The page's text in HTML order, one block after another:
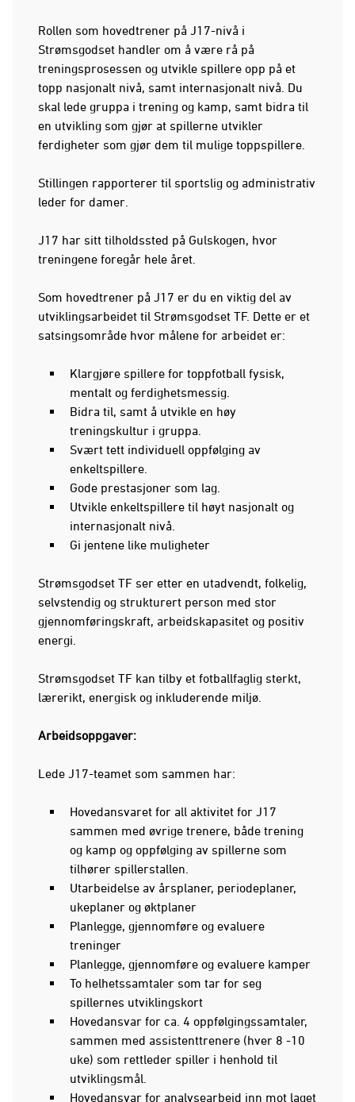
Rollen som hovedtrener på J17-nivå i
Strømsgodset handler om å være rå på
treningsprosessen og utvikle spillere opp på et
topp nasjonalt nivå, samt internasjonalt nivå. Du
skal lede gruppa i trening og kamp, samt bidra til
en utvikling som gjør at spillerne utvikler
ferdigheter som gjør dem til mulige toppspillere.
Stillingen rapporterer til sportslig og administrativ
leder for damer.
J17 har sitt tilholdssted på Gulskogen, hvor
treningene foregår hele året.
Som hovedtrener på J17 er du en viktig del av
utviklingsarbeidet til Strømsgodset TF. Dette er et
satsingsområde hvor målene for arbeidet er:
Klargjøre spillere for toppfotball fysisk,
mentalt og ferdighetsmessig.
Bidra til, samt å utvikle en høy
treningskultur i gruppa.
Svært tett individuell oppfølging av
enkeltspillere.
Gode prestasjoner som lag.
Utvikle enkeltspillere til høyt nasjonalt og
internasjonalt nivå.
Gi jentene like muligheter
Strømsgodset TF ser etter en utadvendt, folkelig,
selvstendig og strukturert person med stor
gjennomføringskraft, arbeidskapasitet og positiv
energi.
Strømsgodset TF kan tilby et fotballfaglig sterkt,
lærerikt, energisk og inkluderende miljø.
Arbeidsoppgaver:
Lede J17-teamet som sammen har:
Hovedansvaret for all aktivitet for J17
sammen med øvrige trenere, både trening
og kamp og oppfølging av spillerne som
tilhører spillerstallen.
Utarbeidelse av årsplaner, periodeplaner,
ukeplaner og øktplaner
Planlegge, gjennomføre og evaluere
treninger
Planlegge, gjennomføre og evaluere kamper
To helhetssamtaler som tar for seg
spillernes utviklingskort
Hovedansvar for ca. 4 oppfølgingssamtaler,
sammen med assistenttrenere (hver 8 -10
uke) som rettleder spiller i henhold til
utviklingsmål.
Hovedansvar for analysearbeid inn mot laget